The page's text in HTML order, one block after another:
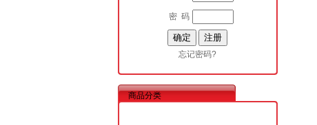
密 码
忘记密码?
商品分类